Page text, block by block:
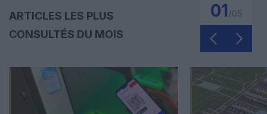
ARTICLES LES PLUS
CONSULTÉS DU MOIS
01